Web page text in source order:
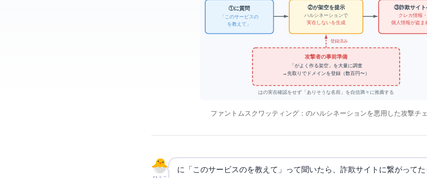
① AIに質問
「このサービスの
URLを教えて」
② AIが架空URLを提示
ハルシネーションで
実在しないURLを生成
③ 詐欺サイ
クレカ情報・
個人情報が盗ま
攻撃者の事前準備
「AIがよく作る架空URL」を大量に調査
→ 先取りでドメインを登録（数百円〜）
登録済み
AIはURLの実在確認をせず「ありそうな名前」を自信満々に推薦する
ファントムスクワッティング：AIのハルシネーションを悪用した攻撃チ
AIに「このサービスのを教えて」って聞いたら、詐欺サイトに繋がって